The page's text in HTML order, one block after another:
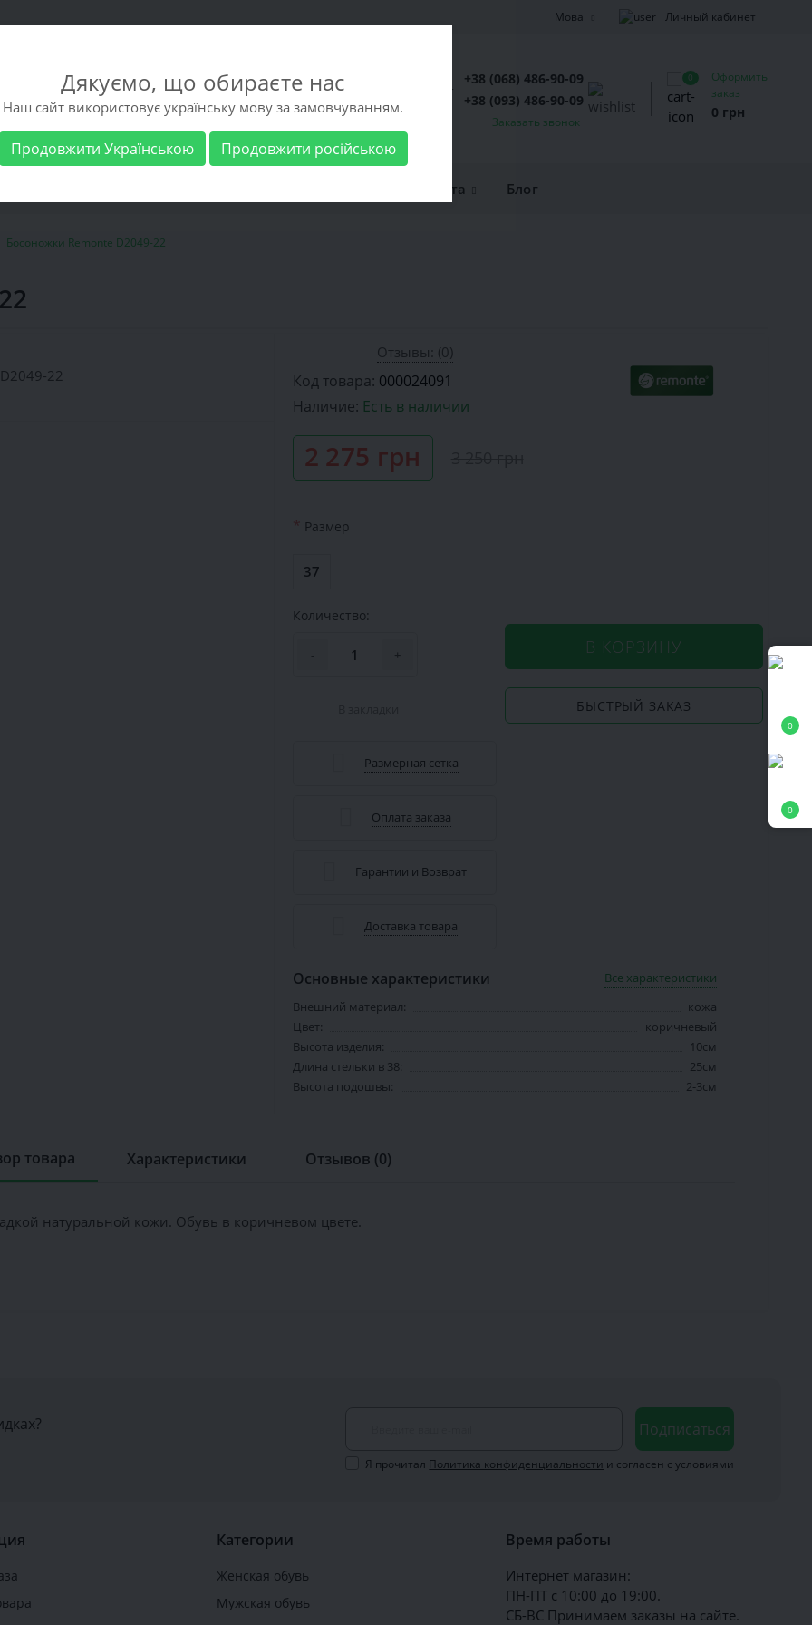
0
0
Мова Личный кабинет
+38 (068) 486-90-09
+38 (093) 486-90-09
Заказать звонок
0
Оформить
заказ
0 грн
Доставка и оплата Блог
Босоножки Remonte D2049-22
Отзывы: (0)
Код товара: 000024091
Наличие: Есть в наличии
2 275 грн
* Размер
37
Количество:
- + В КОРЗИНУ
БЫСТРЫЙ ЗАКАЗ
Размерная сетка
Оплата заказа
Гарантии и Возврат
Доставка товара
Основные характеристики
Все характеристики
Внешний материал:
кожа
Цвет:
коричневый
Высота изделия:
10см
Длина стельки в 38:
25см
Высота подошвы:
2-3см
товара Характеристики Отзывов (0)
натуральной кожи. Обувь в коричневом цвете.
Подписаться
Я прочитал Политика конфиденциальности и согласен с условиями
Категории
Женская обувь
Мужская обувь
Время работы
Интернет магазин:
ПН-ПТ с 10:00 до 19:00.
СБ-ВС Принимаем заказы на сайте.
Дякуємо, що обираєте нас
Наш сайт використовує українську мову за замовчуванням.
Продовжити Українською Продовжити російською